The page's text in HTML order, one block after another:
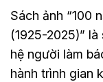
Sách ảnh “100
(1925-2025)”
hệ người làm
hành trình gian